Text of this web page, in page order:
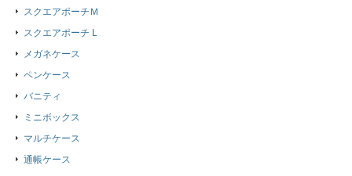
スクエアポーチＭ
スクエアポーチ L
メガネケース
ペンケース
バニティ
ミニボックス
マルチケース
通帳ケース